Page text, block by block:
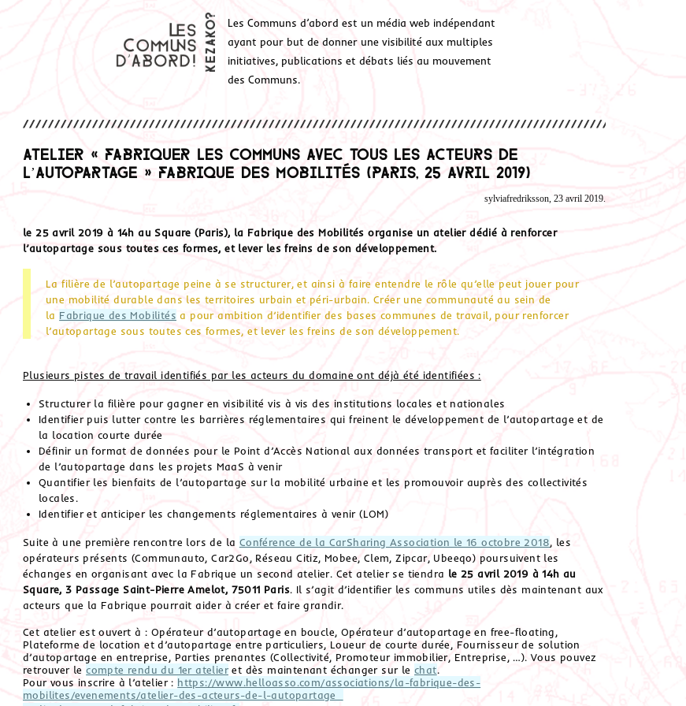
Les Communs d’abord est un média web indépendant
ayant pour but de donner une visibilité aux multiples
initiatives, publications et débats liés au mouvement
des Communs.
Atelier « Fabriquer les communs avec tous les acteurs de
l’autopartage » Fabrique des Mobilités (Paris, 25 avril 2019)
sylviafredriksson, 23 avril 2019.
le 25 avril 2019 à 14h au Square (Paris), la Fabrique des Mobilités organise un atelier dédié à renforcer
l’autopartage sous toutes ces formes, et lever les freins de son développement.
La filière de l’autopartage peine à se structurer, et ainsi à faire entendre le rôle qu’elle peut jouer pour
une mobilité durable dans les territoires urbain et péri-urbain. Créer une communauté au sein de
la Fabrique des Mobilités a pour ambition d’identifier des bases communes de travail, pour renforcer
l’autopartage sous toutes ces formes, et lever les freins de son développement.
Plusieurs pistes de travail identifiés par les acteurs du domaine ont déjà été identifiées :
Structurer la filière pour gagner en visibilité vis à vis des institutions locales et nationales
Identifier puis lutter contre les barrières réglementaires qui freinent le développement de l’autopartage et de
la location courte durée
Définir un format de données pour le Point d’Accès National aux données transport et faciliter l’intégration
de l’autopartage dans les projets MaaS à venir
Quantifier les bienfaits de l’autopartage sur la mobilité urbaine et les promouvoir auprès des collectivités
locales.
Identifier et anticiper les changements réglementaires à venir (LOM)
Suite à une première rencontre lors de la Conférence de la CarSharing Association le 16 octobre 2018, les
opérateurs présents (Communauto, Car2Go, Réseau Citiz, Mobee, Clem, Zipcar, Ubeeqo) poursuivent les
échanges en organisant avec la Fabrique un second atelier. Cet atelier se tiendra le 25 avril 2019 à 14h au
Square, 3 Passage Saint-Pierre Amelot, 75011 Paris. Il s’agit d’identifier les communs utiles dès maintenant aux
acteurs que la Fabrique pourrait aider à créer et faire grandir.
Cet atelier est ouvert à : Opérateur d’autopartage en boucle, Opérateur d’autopartage en free-floating,
Plateforme de location et d’autopartage entre particuliers, Loueur de courte durée, Fournisseur de solution
d’autopartage en entreprise, Parties prenantes (Collectivité, Promoteur immobilier, Entreprise, …). Vous pouvez
retrouver lecompte rendu du 1er atelier et dès maintenant échanger sur le chat.
Pour vous inscrire à l’atelier : https://www.helloasso.com/associations/la-fabrique-des-
mobilites/evenements/atelier-des-acteurs-de-l-autopartage